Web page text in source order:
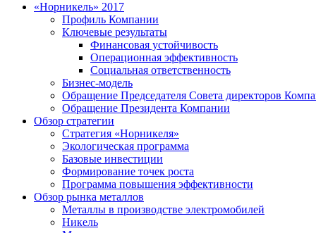
«Норникель» 2017
Профиль Компании
Ключевые результаты
Финансовая устойчивость
Операционная эффективность
Социальная ответственность
Бизнес-модель
Обращение Председателя Совета директоров
Обращение Президента Компании
Обзор стратегии
Стратегия «Норникеля»
Экологическая программа
Базовые инвестиции
Формирование точек роста
Программа повышения эффективности
Обзор рынка металлов
Металлы в производстве электромобилей
Никель